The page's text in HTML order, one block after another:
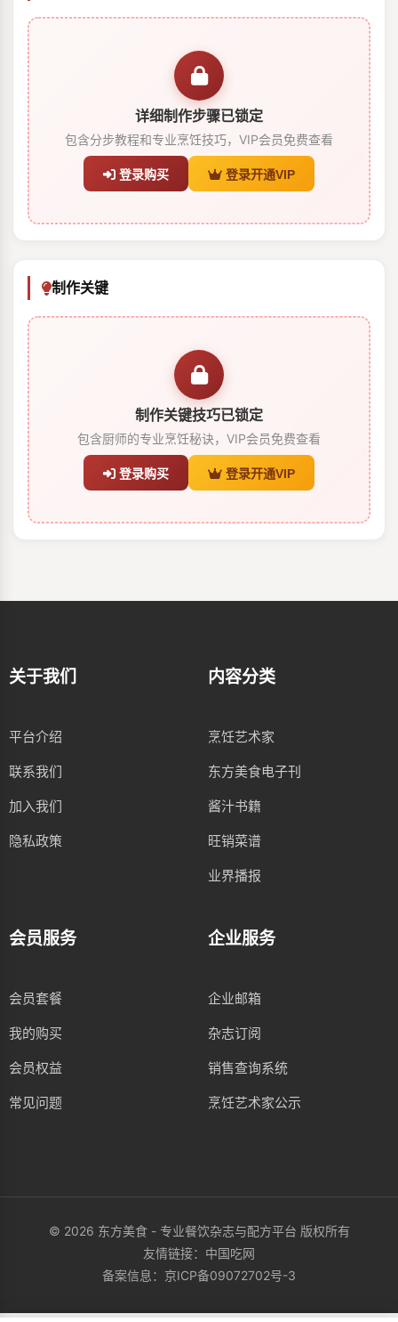
详细制作步骤已锁定
包含分步教程和专业烹饪技巧，VIP会员免费查看
登录购买 登录开通VIP
制作关键
制作关键技巧已锁定
包含厨师的专业烹饪秘诀，VIP会员免费查看
登录购买 登录开通VIP
关于我们
平台介绍
联系我们
加入我们
隐私政策
内容分类
烹饪艺术家
东方美食电子刊
酱汁书籍
旺销菜谱
业界播报
会员服务
会员套餐
我的购买
会员权益
常见问题
企业服务
企业邮箱
杂志订阅
销售查询系统
烹饪艺术家公示
© 2026 东方美食 - 专业餐饮杂志与配方平台 版权所有
友情链接： 中国吃网
备案信息： 京ICP备09072702号-3